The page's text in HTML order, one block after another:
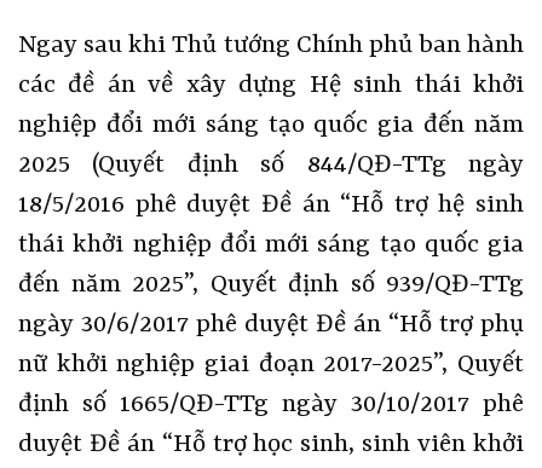
Ngay sau khi Thủ tướng Chính phủ ban hành
các đề án về xây dựng Hệ sinh thái khởi
nghiệp đổi mới sáng tạo quốc gia đến năm
2025 (Quyết định số 844/QĐ-TTg ngày
18/5/2016 phê duyệt Đề án “Hỗ trợ hệ sinh
thái khởi nghiệp đổi mới sáng tạo quốc gia
đến năm 2025”, Quyết định số 939/QĐ-TTg
ngày 30/6/2017 phê duyệt Đề án “Hỗ trợ phụ
nữ khởi nghiệp giai đoạn 2017-2025”, Quyết
định số 1665/QĐ-TTg ngày 30/10/2017 phê
duyệt Đề án “Hỗ trợ học sinh, sinh viên khởi